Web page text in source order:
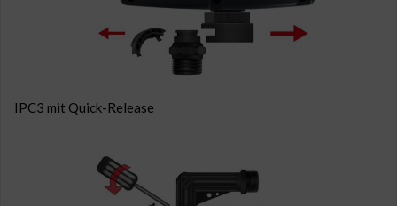
IPC3 mit Quick-Release